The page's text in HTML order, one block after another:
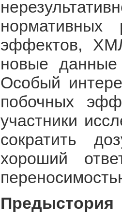
нормативных
эффектов,
новые
Особый
побочных
участники
сократить
хороший
Предыстория